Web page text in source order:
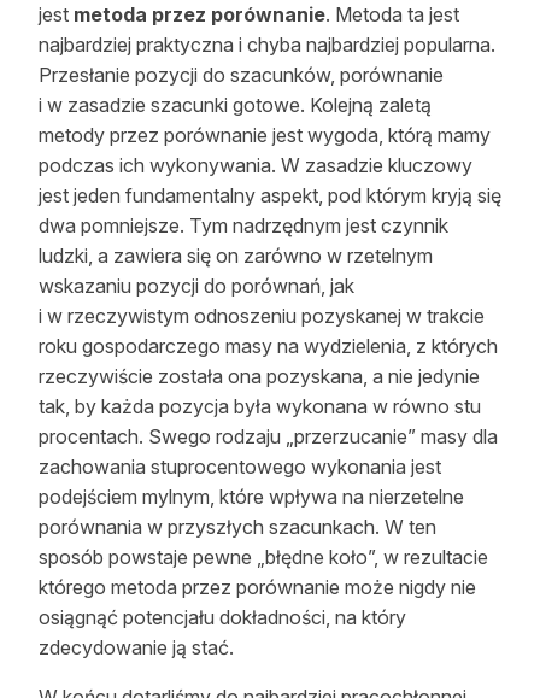
jest metoda przez porównanie. Metoda ta jest
najbardziej praktyczna i chyba najbardziej popularna.
Przesłanie pozycji do szacunków, porównanie
i w zasadzie szacunki gotowe. Kolejną zaletą
metody przez porównanie jest wygoda, którą mamy
podczas ich wykonywania. W zasadzie kluczowy
jest jeden fundamentalny aspekt, pod którym kryją się
dwa pomniejsze. Tym nadrzędnym jest czynnik
ludzki, a zawiera się on zarówno w rzetelnym
wskazaniu pozycji do porównań, jak
i w rzeczywistym odnoszeniu pozyskanej w trakcie
roku gospodarczego masy na wydzielenia, z których
rzeczywiście została ona pozyskana, a nie jedynie
tak, by każda pozycja była wykonana w równo stu
procentach. Swego rodzaju „przerzucanie” masy dla
zachowania stuprocentowego wykonania jest
podejściem mylnym, które wpływa na nierzetelne
porównania w przyszłych szacunkach. W ten
sposób powstaje pewne „błędne koło”, w rezultacie
którego metoda przez porównanie może nigdy nie
osiągnąć potencjału dokładności, na który
zdecydowanie ją stać.